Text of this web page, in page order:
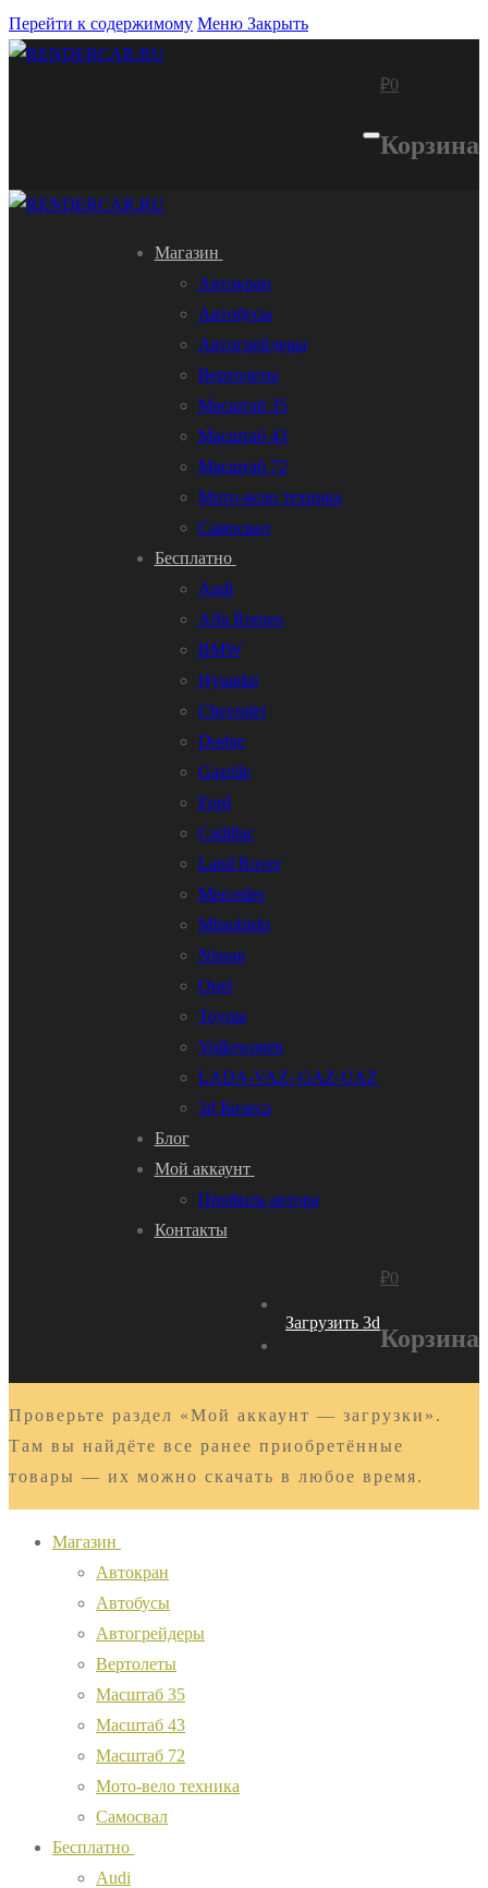
Перейти к содержимому Меню Закрыть
₽0
Корзина
Магазин
Автокран
Автобусы
Автогрейдеры
Вертолеты
Масштаб 35
Масштаб 43
Масштаб 72
Мото-вело техника
Самосвал
Бесплатно
Audi
Alfa Romeo
BMW
Hyundai
Chevrolet
Dodge
Gazelle
Ford
Cadillac
Land Rover
Mercedes
Mitsubishi
Nissan
Opel
Toyota
Volkswagen
LADA-VAZ- GAZ-UAZ
3d Колеса
Блог
Мой аккаунт
Профиль автора
Контакты
Загрузить 3d
₽0
Корзина
Проверьте раздел «Мой аккаунт — загрузки».
Там вы найдёте все ранее приобретённые
товары — их можно скачать в любое время.
Магазин
Автокран
Автобусы
Автогрейдеры
Вертолеты
Масштаб 35
Масштаб 43
Масштаб 72
Мото-вело техника
Самосвал
Бесплатно
Audi